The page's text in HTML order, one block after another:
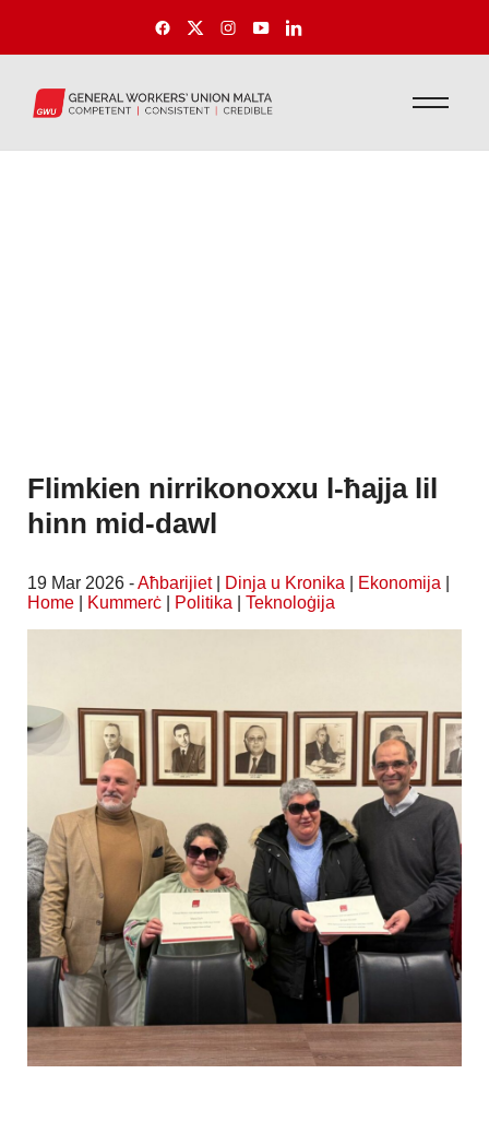
Flimkien nirrikonoxxu l-ħajja lil
hinn mid-dawl
19 Mar 2026 -Aħbarijiet| Dinja u Kronika Ekonomija
Home
Kummerċ Politika Teknoloġija